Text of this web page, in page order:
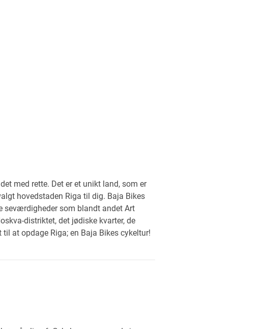
med rette. Det er et unikt land, som er
hovedstaden Riga til dig. Baja Bikes
seværdigheder som blandt andet Art
distriktet, det jødiske kvarter, de
at opdage Riga; en Baja Bikes cykeltur!